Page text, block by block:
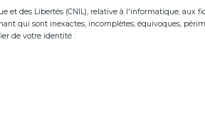
et des Libertés (CNIL), relative à l'informatique,
qui sont inexactes, incomplètes, équivoques,
de votre identité :